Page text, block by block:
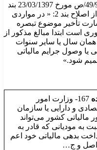
[1] . به موجب بخشنامه شماره 49/97/200/ص مورخ 23/03/1397 بند
2 این بخشنامه اصلاح گردید. متن قبل از اصلاح بند 2: « در مواردی
تأخیر موضوع تبصره
است ابتدا مبالغ مذکور از
سال یا سایر سنوات
وصول جرایم مالیاتی
شود.»
167- وزارت امور
و دارایی یا سازمان
مالیاتی کشور می‌تواند
به مودیانی که قادر به
بدهی مالیاتی خود اعم
اصل و ج…